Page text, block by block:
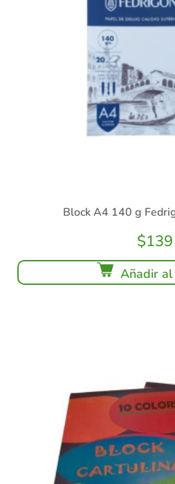
Block A4 140 g
$139
Añadir